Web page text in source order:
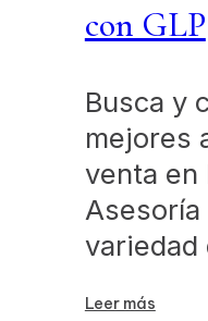
con GLP
Busca y
mejores
venta en
Leer más